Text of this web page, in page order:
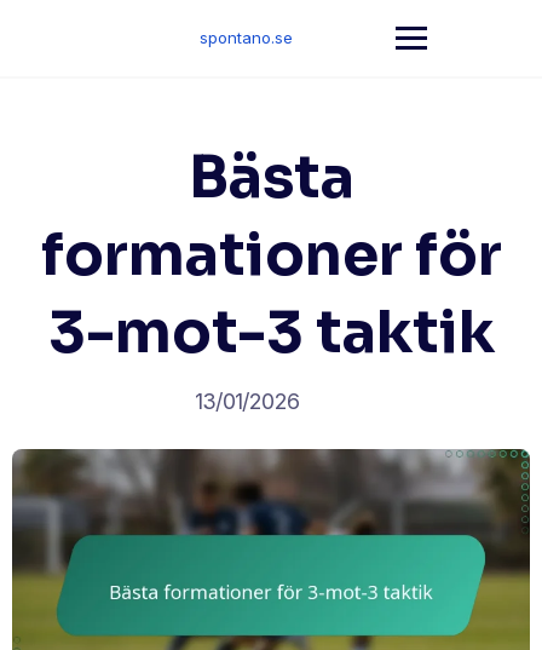
spontano.se
Bästa
formationer för
3-mot-3 taktik
13/01/2026